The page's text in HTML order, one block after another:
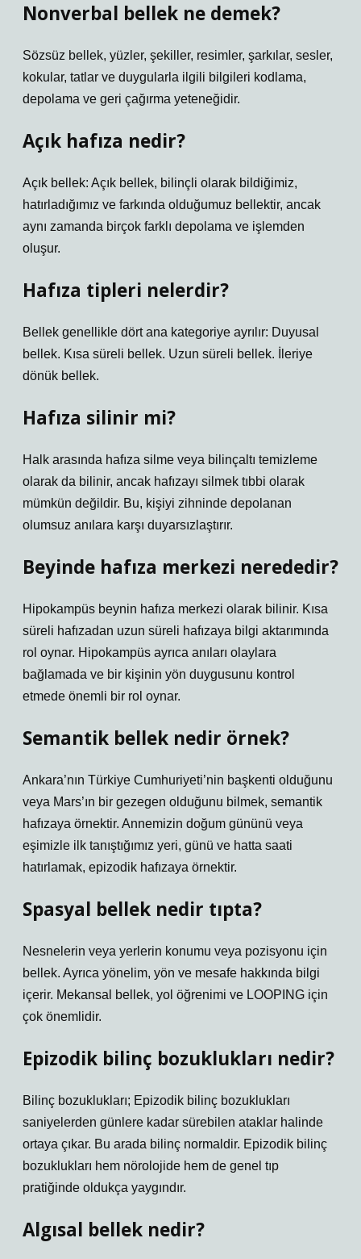
Nonverbal bellek ne demek?
Sözsüz bellek, yüzler, şekiller, resimler, şarkılar, sesler,
kokular, tatlar ve duygularla ilgili bilgileri kodlama,
depolama ve geri çağırma yeteneğidir.
Açık hafıza nedir?
Açık bellek: Açık bellek, bilinçli olarak bildiğimiz,
hatırladığımız ve farkında olduğumuz bellektir, ancak
aynı zamanda birçok farklı depolama ve işlemden
oluşur.
Hafıza tipleri nelerdir?
Bellek genellikle dört ana kategoriye ayrılır: Duyusal
bellek. Kısa süreli bellek. Uzun süreli bellek. İleriye
dönük bellek.
Hafıza silinir mi?
Halk arasında hafıza silme veya bilinçaltı temizleme
olarak da bilinir, ancak hafızayı silmek tıbbi olarak
mümkün değildir. Bu, kişiyi zihninde depolanan
olumsuz anılara karşı duyarsızlaştırır.
Beyinde hafıza merkezi nerededir?
Hipokampüs beynin hafıza merkezi olarak bilinir. Kısa
süreli hafızadan uzun süreli hafızaya bilgi aktarımında
rol oynar. Hipokampüs ayrıca anıları olaylara
bağlamada ve bir kişinin yön duygusunu kontrol
etmede önemli bir rol oynar.
Semantik bellek nedir örnek?
Ankara’nın Türkiye Cumhuriyeti’nin başkenti olduğunu
veya Mars’ın bir gezegen olduğunu bilmek, semantik
hafızaya örnektir. Annemizin doğum gününü veya
eşimizle ilk tanıştığımız yeri, günü ve hatta saati
hatırlamak, epizodik hafızaya örnektir.
Spasyal bellek nedir tıpta?
Nesnelerin veya yerlerin konumu veya pozisyonu için
bellek. Ayrıca yönelim, yön ve mesafe hakkında bilgi
içerir. Mekansal bellek, yol öğrenimi ve LOOPING için
çok önemlidir.
Epizodik bilinç bozuklukları nedir?
Bilinç bozuklukları; Epizodik bilinç bozuklukları
saniyelerden günlere kadar sürebilen ataklar halinde
ortaya çıkar. Bu arada bilinç normaldir. Epizodik bilinç
bozuklukları hem nörolojide hem de genel tıp
pratiğinde oldukça yaygındır.
Algısal bellek nedir?